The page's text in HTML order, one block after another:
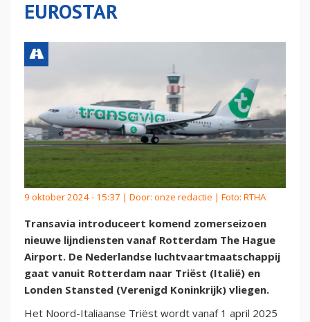
EUROSTAR
9 oktober 2024 - 15:37 | Door: onze redactie | Foto: RTHA
Transavia introduceert komend zomerseizoen
nieuwe lijndiensten vanaf Rotterdam The Hague
Airport. De Nederlandse luchtvaartmaatschappij
gaat vanuit Rotterdam naar Triëst (Italië) en
Londen Stansted (Verenigd Koninkrijk) vliegen.
Het Noord-Italiaanse Triëst wordt vanaf 1 april 2025